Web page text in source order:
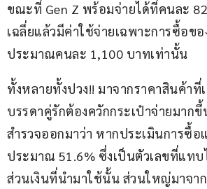
ขณะที่ Gen Z พร้อมจ่ายได้ที่คนละ
เฉลี่ยแล้วมีค่าใช้จ่ายเฉพาะการซื้อข
ประมาณคนละ 1,100 บาทเท่านั้น
ทั้งหลายทั้งปวง!! มาจากราคาสินค้า
บรรดาคู่รักต้องควักกระเป๋าจ่ายมาก
สำรวจออกมาว่า หากประเมินการซื้อ
ประมาณ 51.6% ซึ่งเป็นตัวเลขที่แทบ
ส่วนเงินที่นำมาใช้นั้น ส่วนใหญ่มาจาก